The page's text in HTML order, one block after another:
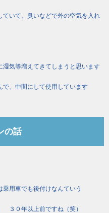
いて、臭いなどで外の空気を入れ
気等増えてきてしまうと思います
で、中間にして使用しています
の話
用車でも後付けなんていう
３０年以上前ですね（笑）